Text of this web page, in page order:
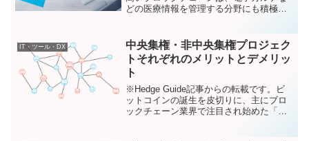
どの医療情報を管理する分野にも積極的
されている中で、「これ、ちょっと間違
っているんじゃない？」な...
IT・ツール・DX
中央集権・非中央集権プロジェク
トそれぞれのメリットとデメリッ
ト
※Hedge Guide記事からの転載です。ビ
ットコインの誕生を皮切りに、主にブロ
ックチェーン業界で注目され始めた「非